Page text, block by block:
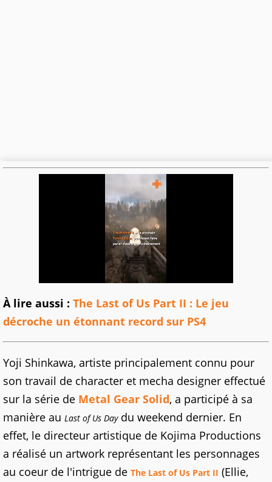
À lire aussi : The Last of Us Part II : Le jeu
décroche un étonnant record sur PS4
Yoji Shinkawa, artiste principalement connu pour
son travail de character et mecha designer effectué
sur la série de Metal Gear Solid, a participé à sa
manière au Last of Us Daydu weekend dernier. En
effet, le directeur artistique de Kojima Productions
a réalisé un artwork représentant les personnages
au coeur de l'intrigue de The Last of Us Part II (Ellie,